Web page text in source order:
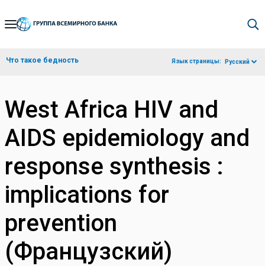
Skip
Navigation
Что такое бедность Язык страницы: Русский
West Africa HIV and
AIDS epidemiology and
response synthesis :
implications for
prevention
(Французский)